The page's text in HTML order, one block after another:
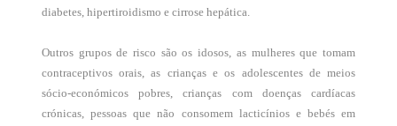
diabetes, hipertiroidismo e cirrose hepática.
Outros grupos de risco são os idosos, as mulheres que tomam
contraceptivos orais, as crianças e os adolescentes de meios
sócio-económicos pobres, crianças com doenças cardíacas
crónicas, pessoas que não consomem lacticínios e bebés em